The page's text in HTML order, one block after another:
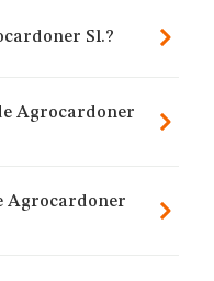
Sl.?
Agrocardoner
Agrocardoner